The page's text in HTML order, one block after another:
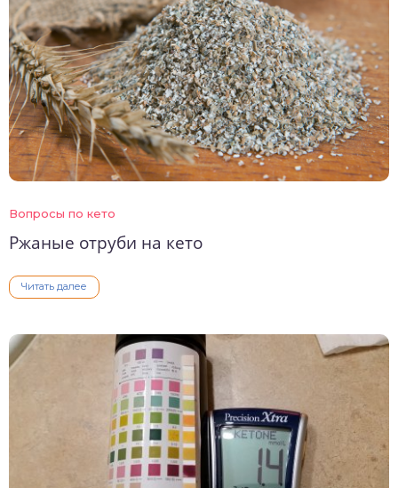
Вопросы по кето
Ржаные отруби на кето
Читать далее